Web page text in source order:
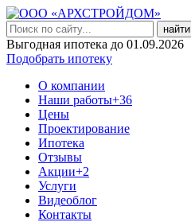
найти
Выгодная ипотека до 01.09.2026
Подобрать ипотеку
О компании
Наши работы+36
Цены
Проектирование
Ипотека
Отзывы
Акции+2
Услуги
Видеоблог
Контакты